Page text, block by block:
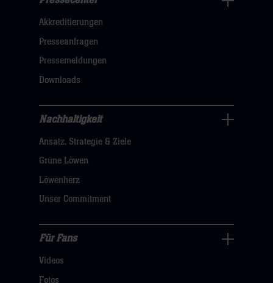
Navigation
öffnen,
dann
hier
Akkreditierungen
Presseanfragen
Pressemeldungen
Downloads
Nachhaltigkeit
Navigation
öffnen,
dann
klicken
hier
Nachhaltigkeit
Ansatz, Strategie & Ziele
Grüne Löwen
Löwenherz
Unser Commitment
Fans
Navigation
Für Fans
Videos
Fotos